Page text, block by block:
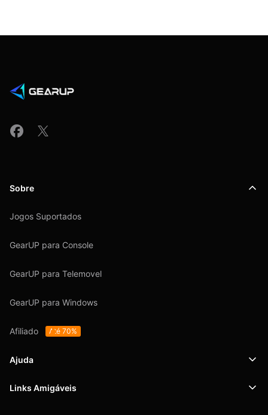
Sobre
Jogos Suportados
GearUP para Console
GearUP para Telemovel
GearUP para Windows
Afiliado Até 70%
Ajuda
Suporte
Links Amigáveis